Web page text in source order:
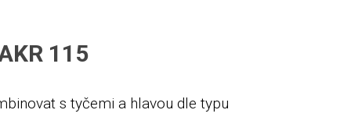
115
s tyčemi a hlavou dle typu